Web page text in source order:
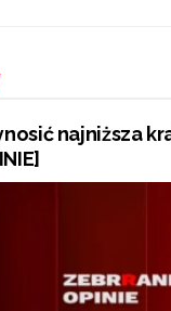
najniższa